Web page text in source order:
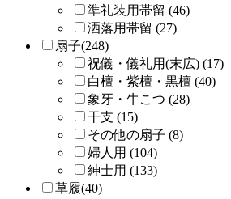
準礼装用帯留 (46)
洒落用帯留 (27)
扇子(248)
祝儀・儀礼用(末広) (17)
白檀・紫檀・黒檀 (40)
象牙・牛こつ (28)
干支 (15)
その他の扇子 (8)
婦人用 (104)
紳士用 (133)
草履(40)